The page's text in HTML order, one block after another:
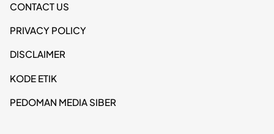
CONTACT US
PRIVACY POLICY
DISCLAIMER
KODE ETIK
PEDOMAN MEDIA SIBER